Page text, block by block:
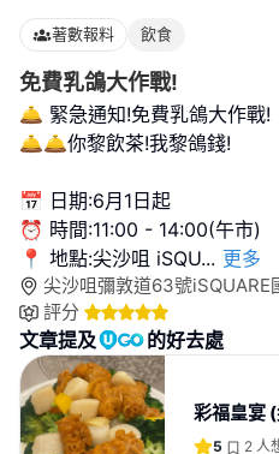
著數報料 飲食
免費乳鴿大作戰!
🛎️ 緊急通知!免費乳鴿大作戰!
🛎️🛎️你黎飲茶!我黎鴿錢!
📅 日期:6月1日起
⏰ 時間:11:00 - 14:00(午市)
📍 地點:尖沙咀 iSQU... 更多
尖沙咀彌敦道63號iSQUARE
評分
文章提及 的好去處
彩福皇宴
5 2 人